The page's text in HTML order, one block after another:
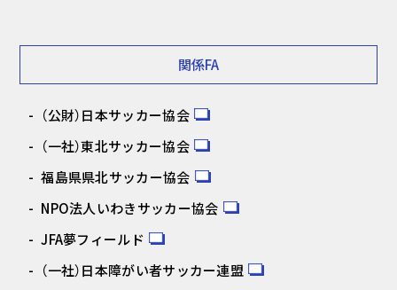
関係FA
（公財）日本サッカー協会
（一社）東北サッカー協会
福島県県北サッカー協会
NPO法人いわきサッカー協会
JFA夢フィールド
（一社）日本障がい者サッカー連盟